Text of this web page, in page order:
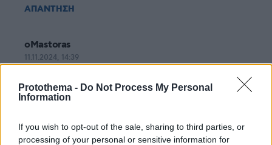
Protothema - Do Not Process My Personal
Information
If you wish to opt-out of the sale, sharing to third parties, or
processing of your personal or sensitive information for
ΑΠΑΝΤΗΣΗ
oMastoras
11.11.2024, 14:39
λέτε... μόνο από ποδόσφαιρο θυμάμαι τα εξής:
Fabrice Muamba Bolton 2012, Mark Vivien Foe
ΑΠΑΝΤΗΣΗ